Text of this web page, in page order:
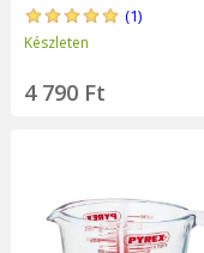
(1)
Készleten
4 790 Ft